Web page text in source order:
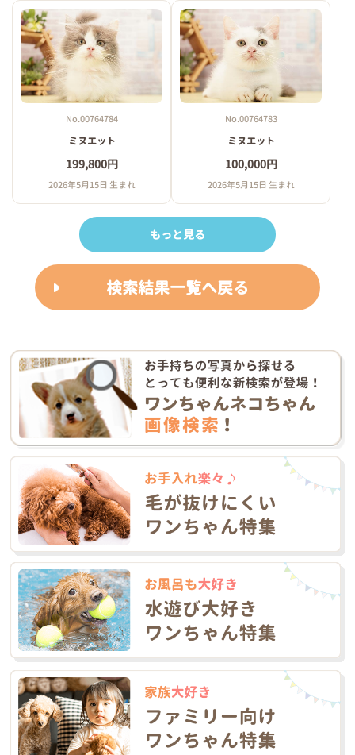
No.00764784
ミヌエット
199,800円
2026年5月15日 生まれ
No.00764783
ミヌエット
100,000円
2026年5月15日 生まれ
もっと見る
検索結果一覧へ戻る